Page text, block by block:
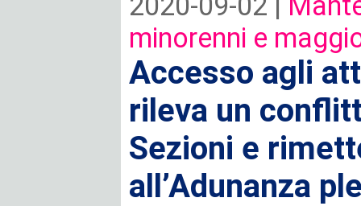
minorenni e
Accesso agli
rileva un
Sezioni e
all’Adunanza